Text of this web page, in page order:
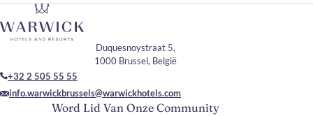
Word Lid Van Onze Community
Duquesnoystraat 5,
1000 Brussel, België
+32 2 505 55 55
info.warwickbrussels@warwickhotels.com